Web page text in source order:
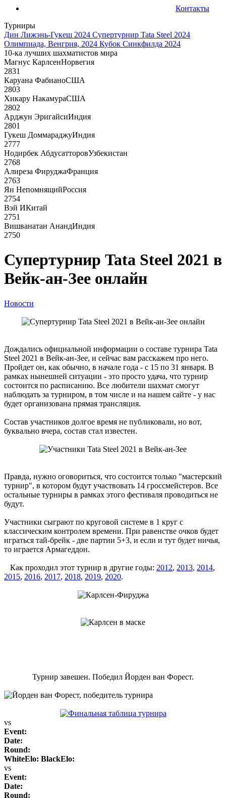
Контакты
Турниры
Дин Лижэнь-Гукеш 2024 Супертурнир Tata Steel 2024
Олимпиада, Венгрия, 2024 Кубок Синкфилда 2024
10-ка лучших шахматистов мира
Магнус КарлсенНорвегия
2831
Каруана ФабианоСША
2803
Хикару НакамураСША
2802
Арджун ЭригайсиИндия
2801
Гукеш ДоммараджуИндия
2777
Нодирбек АбдусатторовУзбекистан
2768
Алиреза ФируджаФранция
2763
Ян НепомнящийРоссия
2754
Вэй ИКитай
2751
Вишванатан АнандИндия
2750
Супертурнир Tata Steel 2021 в
Вейк-ан-Зее онлайн
Новости
Дождались официальной информации о составе турнира Tata
Steel 2021 в Вейк-ан-Зее, и сейчас вам расскажем про него.
Пройдет он, как обычно, в начале года - с 15 по 31 января. В
рамках нынешней ситуации - это просто удача, что турнир
состоится по расписанию. Все любители шахмат смогут
наблюдать за турниром, в том числе и на нашем сайте - у нас
будет организована прямая трансляция.
Состав участников долгое время не публиковали, но вот,
буквально вчера, состав стал известен.
Правда, нужно оговориться, что состоится только "мастерский
турнир", в котором будут участвовать 14 гроссмейстеров. Все
остальные турниры в рамках этого фестиваля проводиться не
будут.
Участники сыграют по круговой системе в 1 круг с
классическим контролем времени. При равенстве очков будет
играться тай-брейк - две партии 5+3, и если и тут будет ничья,
то играется Армагеддон.
Как проходил этот турнир в другие годы: 2012, 2013, 2014,
2015, 2016, 2017, 2018, 2019, 2020.
Турнир завешен. Победил Йорден ван Форест.
vs
Event:
Date:
Round:
WhiteElo: BlackElo:
vs
Event:
Date:
Round: